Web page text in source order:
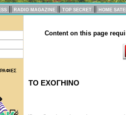
|| RADIO MAGAZINE || TOP SECRET || HOME
Content on this page
ΤΟ EXOΓΗΙΝΟ